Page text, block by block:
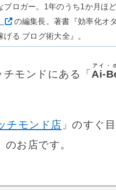
ブロガー。1年のうち1か月ほ
の編集長。著書『効率化オ
げる ブログ術大全』。
モンドにある「 Ai-
アイ・
チモンド店 」のすぐ
お店です。